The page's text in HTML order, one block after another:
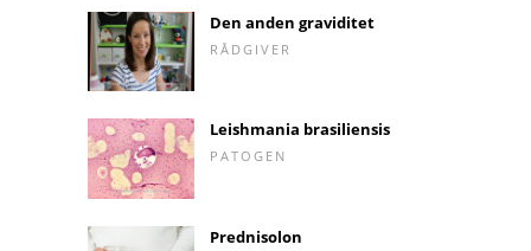
Den anden graviditet
RÅDGIVER
Leishmania brasiliensis
PATOGEN
Prednisolon